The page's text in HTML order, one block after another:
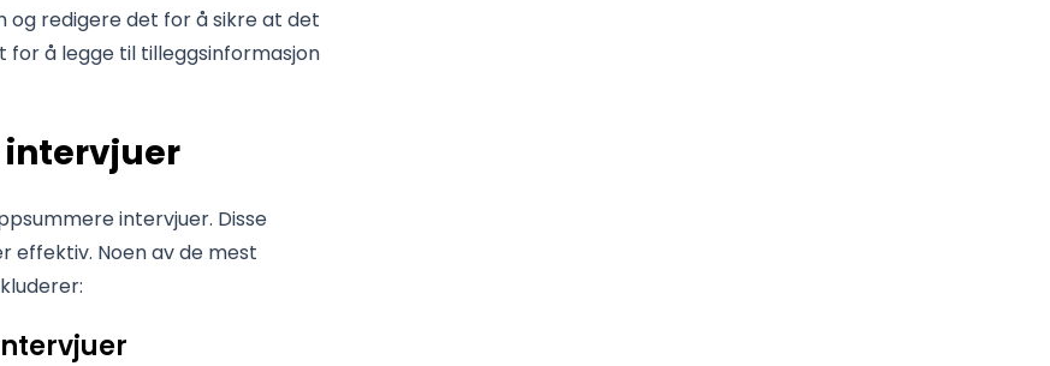
og redigere det for å sikre at det
å legge til tilleggsinformasjon
intervjuer. Disse
effektiv. Noen av de mest